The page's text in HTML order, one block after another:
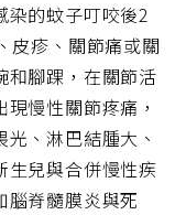
染的蚊子叮咬後2
皮疹、關節痛或關
和腳踝，在關節活
慢性關節疼痛，
、淋巴結腫大、
生兒與合併慢性疾
腦脊髓膜炎與死